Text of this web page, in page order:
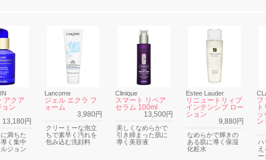
アクア
ン
13,180円
満ちた
く集中
ジョン
Lancome
ジェル エクラ フ
ォーム
3,980円
クリーミーな泡立
ちで素早く汚れを
包み込む洗顔料
Clinique
スマート リペア
セラム 100ml
13,500円
美しくなめらかで
引き締まった肌に
導く美容液
Estee Lauder
リニュートリィブ
インテンシブ ロー
ション
9,880円
なめらかで輝きの
ある肌に導く保湿
化粧水
フ
ッ
ン
ハ
ー